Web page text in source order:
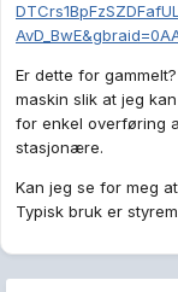
Er dette for
maskin slik at jeg
for enkel overføring
stasjonære.
Kan jeg se for meg
Typisk bruk er